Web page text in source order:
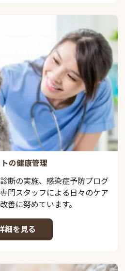
の健康管理
断の実施、感染症予防プログ
門スタッフによる日々のケア
善に努めています。
細を見る